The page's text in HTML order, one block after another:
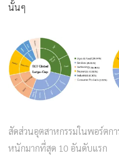
นั้นๆ
สัดส่วนอุตสาหกรรมในพอร์ต
หนักมากที่สุด 10 อันดับแรก